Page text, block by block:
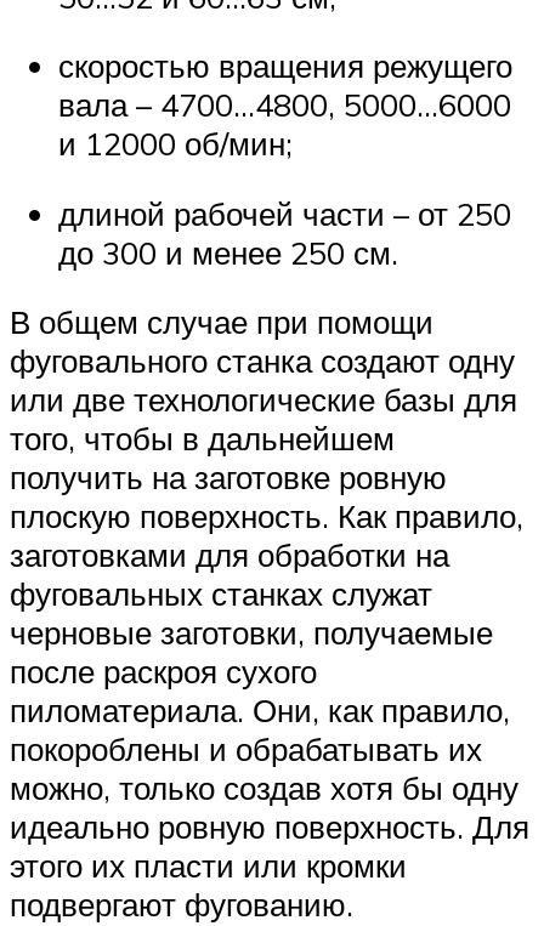
скоростью вращения режущего
вала – 4700…4800, 5000…6000
и 12000 об/мин;
длиной рабочей части – от 250
до 300 и менее 250 см.
В общем случае при помощи
фуговального станка создают одну
или две технологические базы для
того, чтобы в дальнейшем
получить на заготовке ровную
плоскую поверхность. Как правило,
заготовками для обработки на
фуговальных станках служат
черновые заготовки, получаемые
после раскроя сухого
пиломатериала. Они, как правило,
покороблены и обрабатывать их
можно, только создав хотя бы одну
идеально ровную поверхность. Для
этого их пласти или кромки
подвергают фугованию.